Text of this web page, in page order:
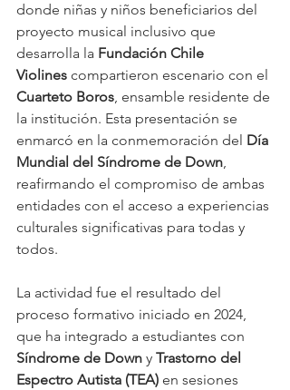
donde niñas y niños beneficiarios del
proyecto musical inclusivo que
desarrolla la Fundación Chile
Violines compartieron escenario con el
Cuarteto Boros, ensamble residente de
la institución. Esta presentación se
enmarcó en la conmemoración del Día
Mundial del Síndrome de Down,
reafirmando el compromiso de ambas
entidades con el acceso a experiencias
culturales significativas para todas y
todos.
La actividad fue el resultado del
proceso formativo iniciado en 2024,
que ha integrado a estudiantes con
Síndrome de Down y Trastorno del
Espectro Autista (TEA) en sesiones